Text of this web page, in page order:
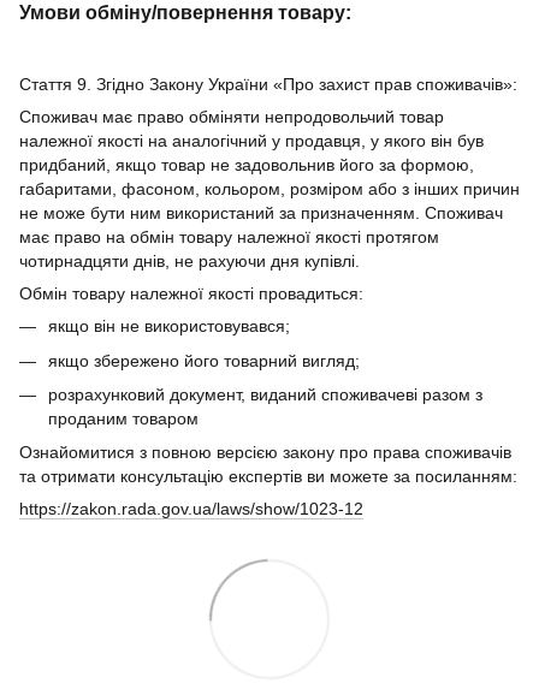
Умови обміну/повернення товару:
Стаття 9. Згідно Закону України «Про захист прав споживачів»:
Споживач має право обміняти непродовольчий товар
належної якості на аналогічний у продавця, у якого він був
придбаний, якщо товар не задовольнив його за формою,
габаритами, фасоном, кольором, розміром або з інших причин
не може бути ним використаний за призначенням. Споживач
має право на обмін товару належної якості протягом
чотирнадцяти днів, не рахуючи дня купівлі.
Обмін товару належної якості провадиться:
якщо він не використовувався;
якщо збережено його товарний вигляд;
розрахунковий документ, виданий споживачеві разом з
проданим товаром
Ознайомитися з повною версією закону про права споживачів
та отримати консультацію експертів ви можете за посиланням:
https://zakon.rada.gov.ua/laws/show/1023-12